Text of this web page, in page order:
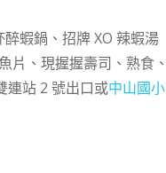
蝦鍋、招牌 XO 辣蝦湯
片、現握握壽司、熟食、
連站 2 號出口或中山國小